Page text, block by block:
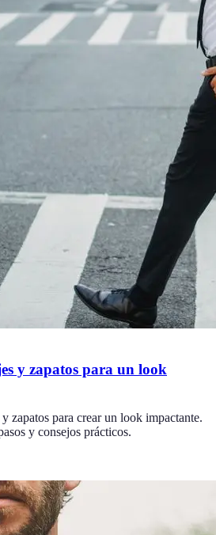
y zapatos para un look
zapatos para crear un look impactante.
y consejos prácticos.